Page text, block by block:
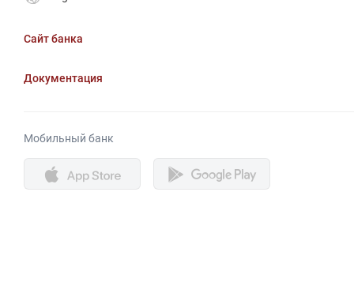
Сайт банка
Документация
Мобильный банк